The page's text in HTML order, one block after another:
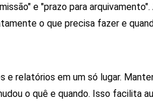
e "prazo para arquivamento".
o que precisa fazer e
relatórios em um só lugar.
o quê e quando. Isso facilita